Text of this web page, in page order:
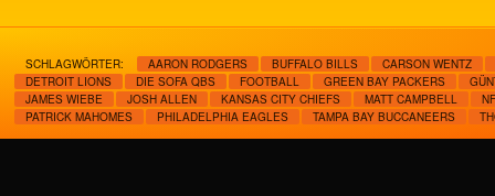
SCHLAGWÖRTER: AARON RODGERS BUFFALO BILLS
CARSON WENTZ
DETROIT LIONS
DIE SOFA QBS FOOTBALL GREEN BAY PACKERS
JAMES WIEBE
JOSH ALLEN KANSAS CITY CHIEFS MATT CAMPBELL
PATRICK MAHOMES
PHILADELPHIA EAGLES TAMPA BAY BUCCANEERS